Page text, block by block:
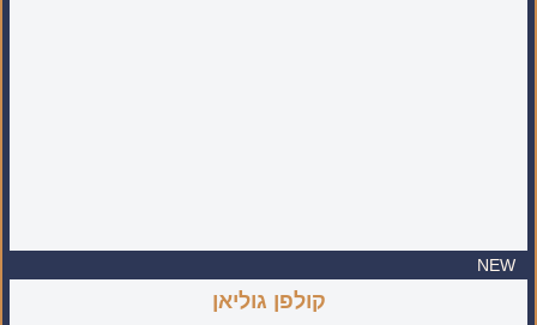
NEW
קולפן גוליאן